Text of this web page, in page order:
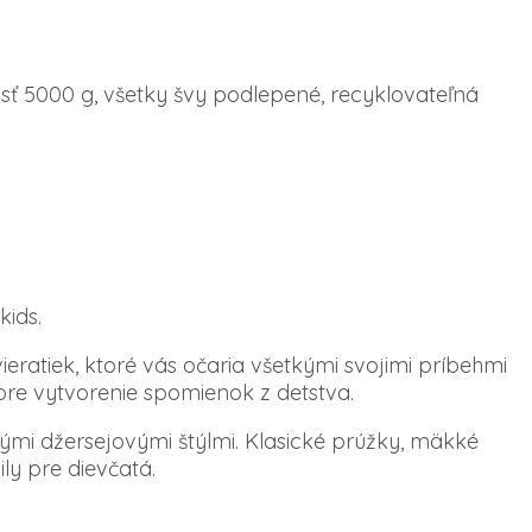
5000 g, všetky švy podlepené, recyklovateľná
ktoré vás očaria všetkými svojimi príbehmi
vytvorenie spomienok z detstva.
džersejovými štýlmi. Klasické prúžky, mäkké
pre dievčatá.